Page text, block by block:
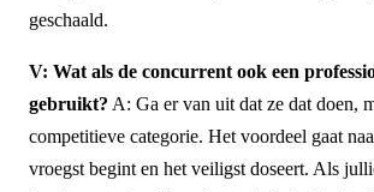
geschaald.
V: Wat als de concurrent ook een
gebruikt? A: Ga er van uit dat ze dat doen,
competitieve categorie. Het voordeel gaat
vroegst begint en het veiligst doseert. Als